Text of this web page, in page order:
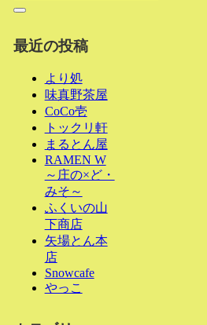
最近の投稿
より処
味真野茶屋
CoCo壱
トックリ軒
まるとん屋
RAMEN W
～庄の×ど・
みそ～
ふくいの山
下商店
矢場とん本
店
Snowcafe
やっこ